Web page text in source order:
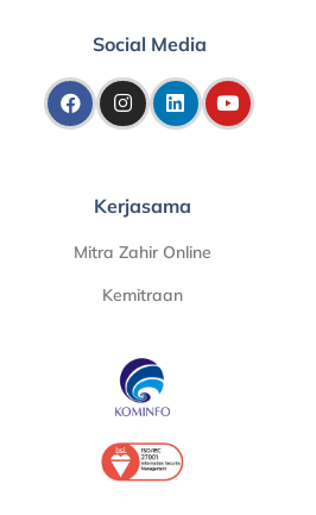
Social Media
Kerjasama
Mitra Zahir Online
Kemitraan